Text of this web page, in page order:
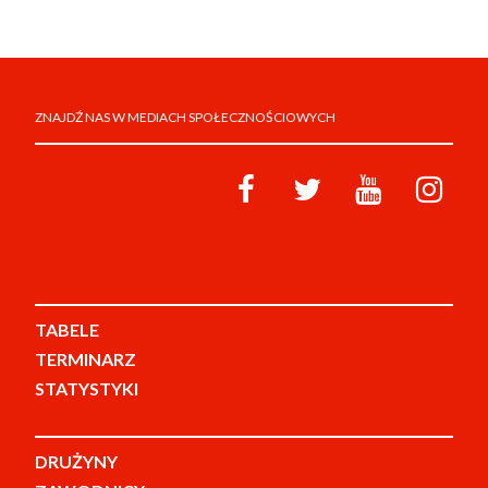
ZNAJDŹ NAS W MEDIACH SPOŁECZNOŚCIOWYCH
TABELE
TERMINARZ
STATYSTYKI
DRUŻYNY